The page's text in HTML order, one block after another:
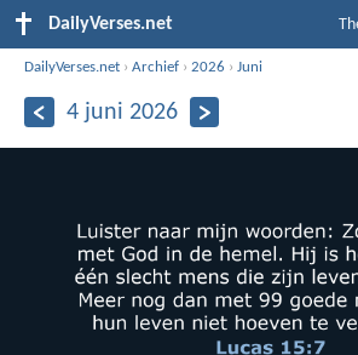
DailyVerses.net
DailyVerses.net ›Archief ›2026 ›Juni
4 juni 2026